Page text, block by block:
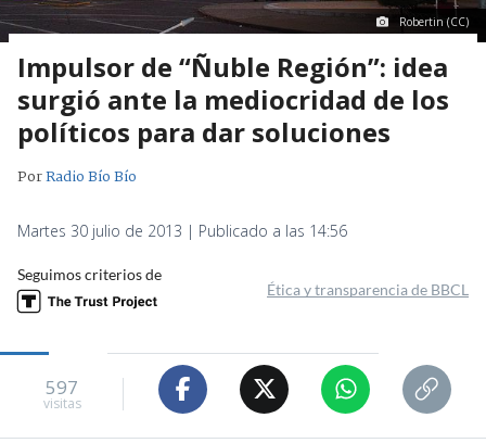
Robertin (CC)
Impulsor de “Ñuble Región”: idea
surgió ante la mediocridad de los
políticos para dar soluciones
PorRadio Bío Bío
Martes 30 julio de 2013 | Publicado a las 14:56
Seguimos criterios de
Ética y transparencia de BBCL
597
visitas